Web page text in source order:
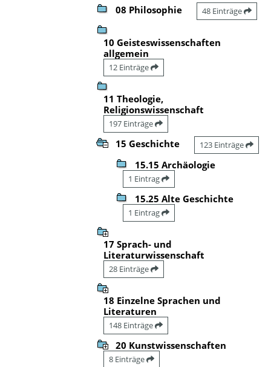
08 Philosophie 48 Einträge
10 Geisteswissenschaften
allgemein
12 Einträge
11 Theologie,
Religionswissenschaft
197 Einträge
15 Geschichte 123 Einträge
15.15 Archäologie
1 Eintrag
15.25 Alte Geschichte
1 Eintrag
17 Sprach- und
Literaturwissenschaft
28 Einträge
18 Einzelne Sprachen und
Literaturen
148 Einträge
20 Kunstwissenschaften
8 Einträge